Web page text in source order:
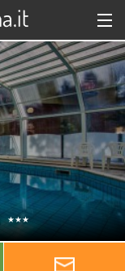
★★★